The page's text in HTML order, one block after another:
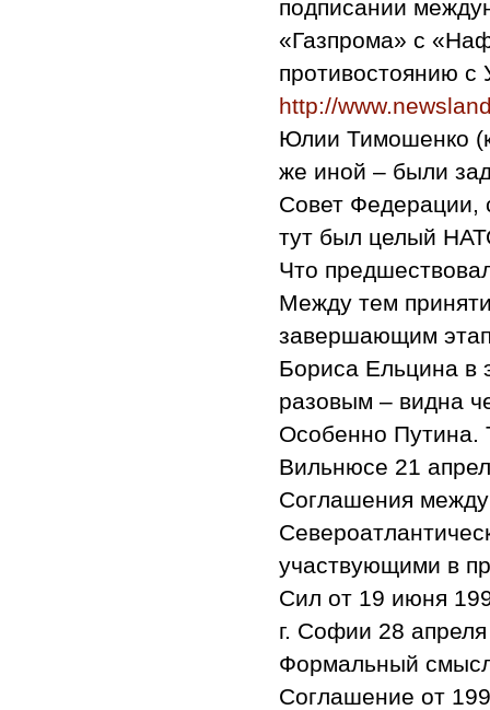
подписании
«Газпрома» с
противостоянию с
http://
Юлии Тимошенко
же иной – были
Совет Федерации,
тут был целый
Что
Между тем
завершающим
Бориса Ельцина в
разовым – видна
Особенно Путина.
Вильнюсе 21
Соглашения
участвующими в
Сил от 19 июня
г. Софии 28 апреля
Формальный
Соглашение от